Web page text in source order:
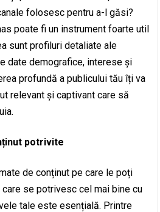
folosesc pentru a-l găsi?
poate fi un instrument foarte util
sunt profiluri detaliate ale
date demografice, interese și
profundă a publicului tău îți va
relevant și captivant care să
potrivite
de conținut pe care le poți
se potrivesc cel mai bine cu
tale este esențială. Printre